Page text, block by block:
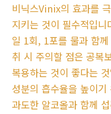
비닉스Vinix의 효과를
지키는 것이 필수적입
일 1회, 1포를 물과 함
취 시 주의할 점은 공복
복용하는 것이 좋다는
성분의 흡수율을 높이
과도한 알코올과 함께